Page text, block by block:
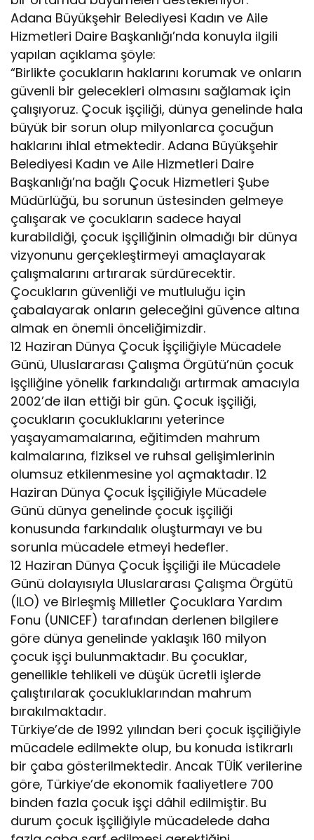
Adana Büyükşehir Belediyesi Kadın ve Aile
Hizmetleri Daire Başkanlığı’nda konuyla ilgili
yapılan açıklama şöyle:
“Birlikte çocukların haklarını korumak ve onların
güvenli bir gelecekleri olmasını sağlamak için
çalışıyoruz. Çocuk işçiliği, dünya genelinde hala
büyük bir sorun olup milyonlarca çocuğun
haklarını ihlal etmektedir. Adana Büyükşehir
Belediyesi Kadın ve Aile Hizmetleri Daire
Başkanlığı’na bağlı Çocuk Hizmetleri Şube
Müdürlüğü, bu sorunun üstesinden gelmeye
çalışarak ve çocukların sadece hayal
kurabildiği, çocuk işçiliğinin olmadığı bir dünya
vizyonunu gerçekleştirmeyi amaçlayarak
çalışmalarını artırarak sürdürecektir.
Çocukların güvenliği ve mutluluğu için
çabalayarak onların geleceğini güvence altına
almak en önemli önceliğimizdir.
12 Haziran Dünya Çocuk İşçiliğiyle Mücadele
Günü, Uluslararası Çalışma Örgütü’nün çocuk
işçiliğine yönelik farkındalığı artırmak amacıyla
2002’de ilan ettiği bir gün. Çocuk işçiliği,
çocukların çocukluklarını yeterince
yaşayamamalarına, eğitimden mahrum
kalmalarına, fiziksel ve ruhsal gelişimlerinin
olumsuz etkilenmesine yol açmaktadır. 12
Haziran Dünya Çocuk İşçiliğiyle Mücadele
Günü dünya genelinde çocuk işçiliği
konusunda farkındalık oluşturmayı ve bu
sorunla mücadele etmeyi hedefler.
12 Haziran Dünya Çocuk İşçiliği ile Mücadele
Günü dolayısıyla Uluslararası Çalışma Örgütü
(ILO) ve Birleşmiş Milletler Çocuklara Yardım
Fonu (UNICEF) tarafından derlenen bilgilere
göre dünya genelinde yaklaşık 160 milyon
çocuk işçi bulunmaktadır. Bu çocuklar,
genellikle tehlikeli ve düşük ücretli işlerde
çalıştırılarak çocukluklarından mahrum
bırakılmaktadır.
Türkiye’de de 1992 yılından beri çocuk işçiliğiyle
mücadele edilmekte olup, bu konuda istikrarlı
bir çaba gösterilmektedir. Ancak TÜİK verilerine
göre, Türkiye’de ekonomik faaliyetlere 700
binden fazla çocuk işçi dâhil edilmiştir. Bu
durum çocuk işçiliğiyle mücadelede daha